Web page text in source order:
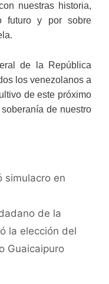
nuestras historia,
futuro y por sobre
de la República
los venezolanos a
de este próximo
de nuestro
simulacro en
de la
la elección del
Guaicaipuro